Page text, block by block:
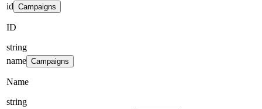
id Campaigns
ID
string
name Campaigns
Name
string